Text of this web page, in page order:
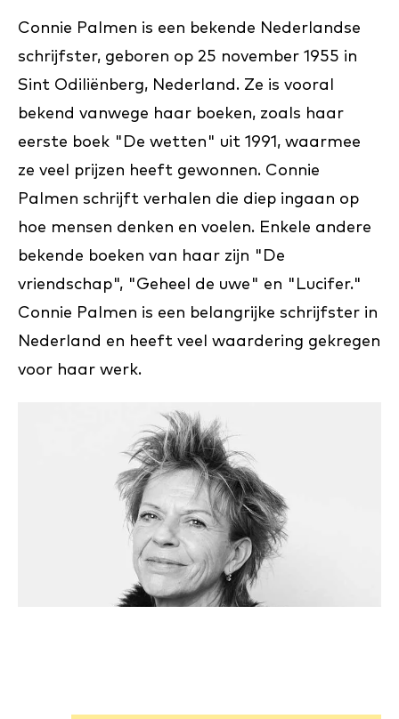
Connie Palmen is een bekende Nederlandse
schrijfster, geboren op 25 november 1955 in
Sint Odiliënberg, Nederland. Ze is vooral
bekend vanwege haar boeken, zoals haar
eerste boek "De wetten" uit 1991, waarmee
ze veel prijzen heeft gewonnen. Connie
Palmen schrijft verhalen die diep ingaan op
hoe mensen denken en voelen. Enkele andere
bekende boeken van haar zijn "De
vriendschap", "Geheel de uwe" en "Lucifer."
Connie Palmen is een belangrijke schrijfster in
Nederland en heeft veel waardering gekregen
voor haar werk.